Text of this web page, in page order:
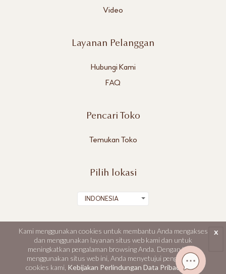
Video
Layanan Pelanggan
Hubungi Kami
FAQ
Pencari Toko
Temukan Toko
Pilih lokasi
INDONESIA
DR's Secret, Aestier dan BWL adalah merek dagang terdaftar dari Best World.
© Best World 2026. Seluruh hak cipta dilindungi.
Syarat dan Ketentuan Penggunaan |Kebijakan Perlindungan Data Pribadi
Peta
Kami menggunakan cookies untuk membantu Anda mengakses
dan menggunakan layanan situs web kami dan untuk
meningkatkan pengalaman browsing Anda. Dengan terus
menggunakan situs web ini, Anda menyetujui penggunaan
cookies kami, Kebijakan Perlindungan Data Pribadi , serta
x